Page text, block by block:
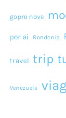
gopro nove
por ai Rondonia
travel trip
Venezuela